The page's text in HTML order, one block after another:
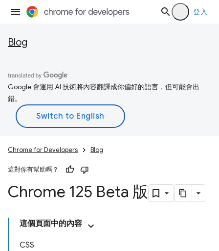
登入
Blog
Google 會運用 AI 技術將內容翻譯成你偏好的語言，但可能會出
錯。
Chrome for Developers Blog
這對你有幫助嗎？
Chrome 125 Beta 版
這個頁面中的內容
CSS